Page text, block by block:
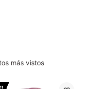
más vistos